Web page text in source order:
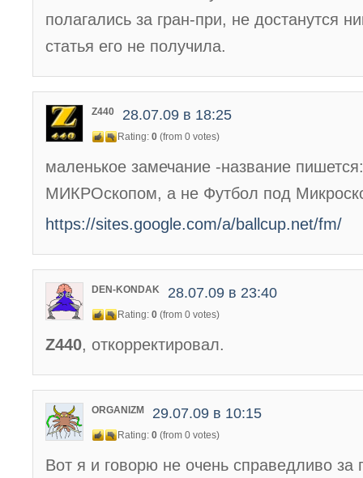
полагались за гран-при, не достанутся
статья его не получила.
Z440 28.07.09 в 18:25
Rating: 0 (from 0 votes)
маленькое замечание -название
МИКРОскопом, а не Футбол под
https://sites.google.com/a/ballcup.net/fm/
DEN-KONDAK 28.07.09 в 23:40
Rating: 0 (from 0 votes)
Z440, откорректировал.
ORGANIZM 29.07.09 в 10:15
Rating: 0 (from 0 votes)
Вот я и говорю не очень справедливо за